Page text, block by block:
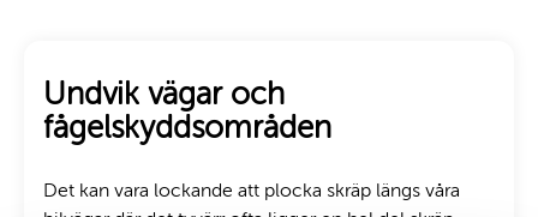
Undvik vägar och
fågelskyddsområden
Det kan vara lockande att plocka skräp längs våra